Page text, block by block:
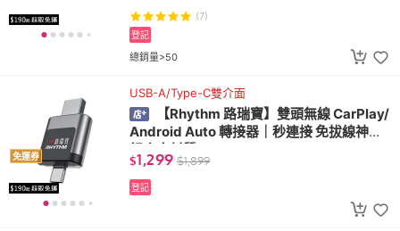
(7)
總銷量>50
登記
免運券
USB-A/Type-C雙介面
【Rhythm 路瑞寶】雙頭無線 CarPlay/
Android Auto 轉接器｜秒連接 免拔線神器
$1,299 $1,899
登記